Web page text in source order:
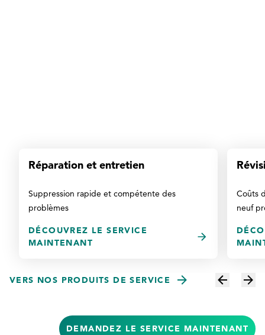
Réparation et entretien
Suppression rapide et compétente des
problèmes
DÉCOUVREZ LE SERVICE
MAINTENANT
Coûts
neuf
VERS NOS PRODUITS DE SERVICE
DEMANDEZ LE SERVICE MAINTENANT